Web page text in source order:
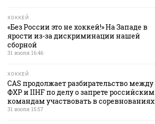
ХОККЕЙ
«Без России это не хоккей!» На Западе в
ярости из-за дискриминации нашей
сборной
31 июля 16:46
ХОККЕЙ
CAS продолжает разбирательство между
ФХР и IIHF по делу о запрете российским
командам участвовать в соревнованиях
31 июля 15:57